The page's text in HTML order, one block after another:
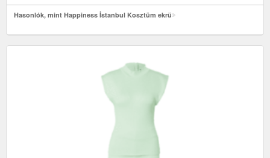
Hasonlók, mint Happiness İstanbul Kosztüm ekrü